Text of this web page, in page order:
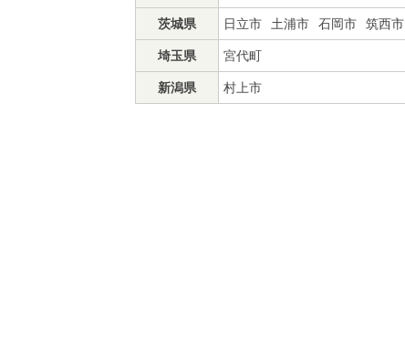
茨城県 日立市 土浦市 石岡市 筑西市
埼玉県 宮代町
新潟県 村上市